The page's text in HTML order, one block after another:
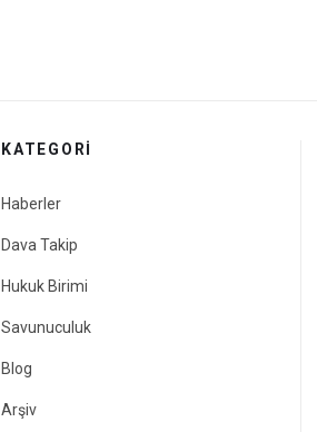
KATEGORI
Haberler
Dava Takip
Hukuk Birimi
Savunuculuk
Blog
Arşiv